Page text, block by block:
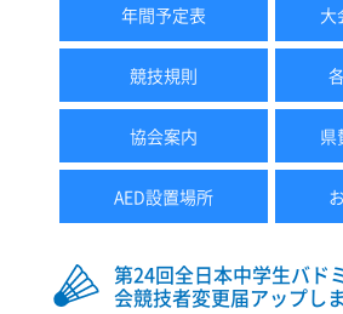
年間予定表 大
競技規則
協会案内 県
AED設置場所
第24回全日本中学生バド
会競技者変更届アップし